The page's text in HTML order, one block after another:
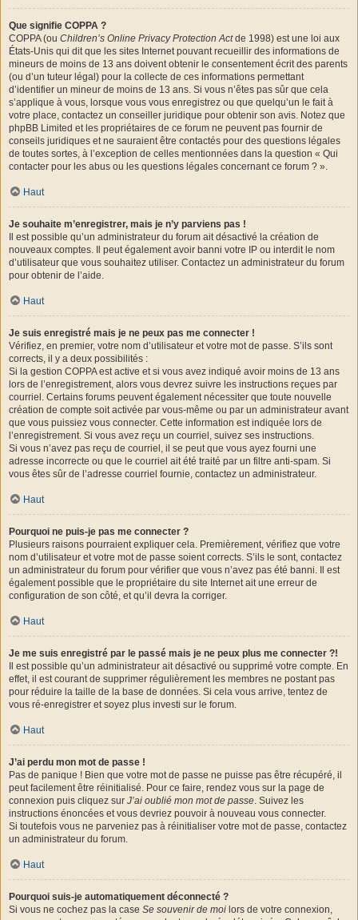
Que signifie COPPA ?
COPPA (ou Children’s Online Privacy Protection Actde 1998) est une loi aux
États-Unis qui dit que les sites Internet pouvant recueillir des informations de
mineurs de moins de 13 ans doivent obtenir le consentement écrit des parents
(ou d’un tuteur légal) pour la collecte de ces informations permettant
d’identifier un mineur de moins de 13 ans. Si vous n’êtes pas sûr que cela
s’applique à vous, lorsque vous vous enregistrez ou que quelqu’un le fait à
votre place, contactez un conseiller juridique pour obtenir son avis. Notez que
phpBB Limited et les propriétaires de ce forum ne peuvent pas fournir de
conseils juridiques et ne sauraient être contactés pour des questions légales
de toutes sortes, à l’exception de celles mentionnées dans la question « Qui
contacter pour les abus ou les questions légales concernant ce forum ? ».
Haut
Je souhaite m’enregistrer, mais je n’y parviens pas !
Il est possible qu’un administrateur du forum ait désactivé la création de
nouveaux comptes. Il peut également avoir banni votre IP ou interdit le nom
d’utilisateur que vous souhaitez utiliser. Contactez un administrateur du forum
pour obtenir de l’aide.
Haut
Je suis enregistré mais je ne peux pas me connecter !
Vérifiez, en premier, votre nom d’utilisateur et votre mot de passe. S’ils sont
corrects, il y a deux possibilités :
Si la gestion COPPA est active et si vous avez indiqué avoir moins de 13 ans
lors de l’enregistrement, alors vous devrez suivre les instructions reçues par
courriel. Certains forums peuvent également nécessiter que toute nouvelle
création de compte soit activée par vous-même ou par un administrateur avant
que vous puissiez vous connecter. Cette information est indiquée lors de
l’enregistrement. Si vous avez reçu un courriel, suivez ses instructions.
Si vous n’avez pas reçu de courriel, il se peut que vous ayez fourni une
adresse incorrecte ou que le courriel ait été traité par un filtre anti-spam. Si
vous êtes sûr de l’adresse courriel fournie, contactez un administrateur.
Haut
Pourquoi ne puis-je pas me connecter ?
Plusieurs raisons pourraient expliquer cela. Premièrement, vérifiez que votre
nom d’utilisateur et votre mot de passe soient corrects. S’ils le sont, contactez
un administrateur du forum pour vérifier que vous n’avez pas été banni. Il est
également possible que le propriétaire du site Internet ait une erreur de
configuration de son côté, et qu’il devra la corriger.
Haut
Je me suis enregistré par le passé mais je ne peux plus me connecter ?!
Il est possible qu’un administrateur ait désactivé ou supprimé votre compte. En
effet, il est courant de supprimer régulièrement les membres ne postant pas
pour réduire la taille de la base de données. Si cela vous arrive, tentez de
vous ré-enregistrer et soyez plus investi sur le forum.
Haut
J’ai perdu mon mot de passe !
Pas de panique ! Bien que votre mot de passe ne puisse pas être récupéré, il
peut facilement être réinitialisé. Pour ce faire, rendez vous sur la page de
connexion puis cliquez sur J’ai oublié mon mot de passe. Suivez les
instructions énoncées et vous devriez pouvoir à nouveau vous connecter.
Si toutefois vous ne parveniez pas à réinitialiser votre mot de passe, contactez
un administrateur du forum.
Haut
Pourquoi suis-je automatiquement déconnecté ?
Si vous ne cochez pas la case Se souvenir de moi lors de votre connexion,